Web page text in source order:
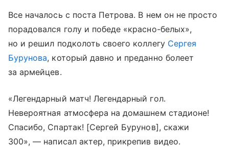
Все началось с поста Петрова. В нем он не просто
порадовался голу и победе «красно-белых»,
но и решил подколоть своего коллегу Сергея
Бурунова, который давно и преданно болеет
за армейцев.
«Легендарный матч! Легендарный гол.
Невероятная атмосфера на домашнем стадионе!
Спасибо, Спартак! [Сергей Бурунов], скажи
300», — написал актер, прикрепив видео.